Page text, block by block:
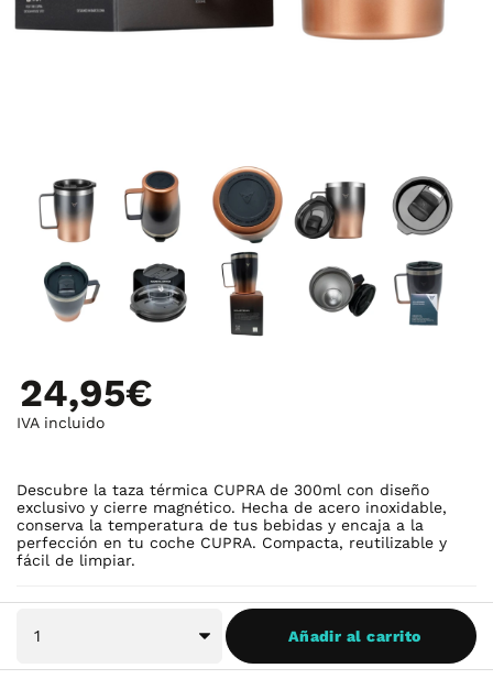
Descubre la taza térmica CUPRA de 300ml con diseño
exclusivo y cierre magnético. Hecha de acero inoxidable,
conserva la temperatura de tus bebidas y encaja a la
perfección en tu coche CUPRA. Compacta, reutilizable y
fácil de limpiar.
24,95€
IVA incluido
Añadir al carrito